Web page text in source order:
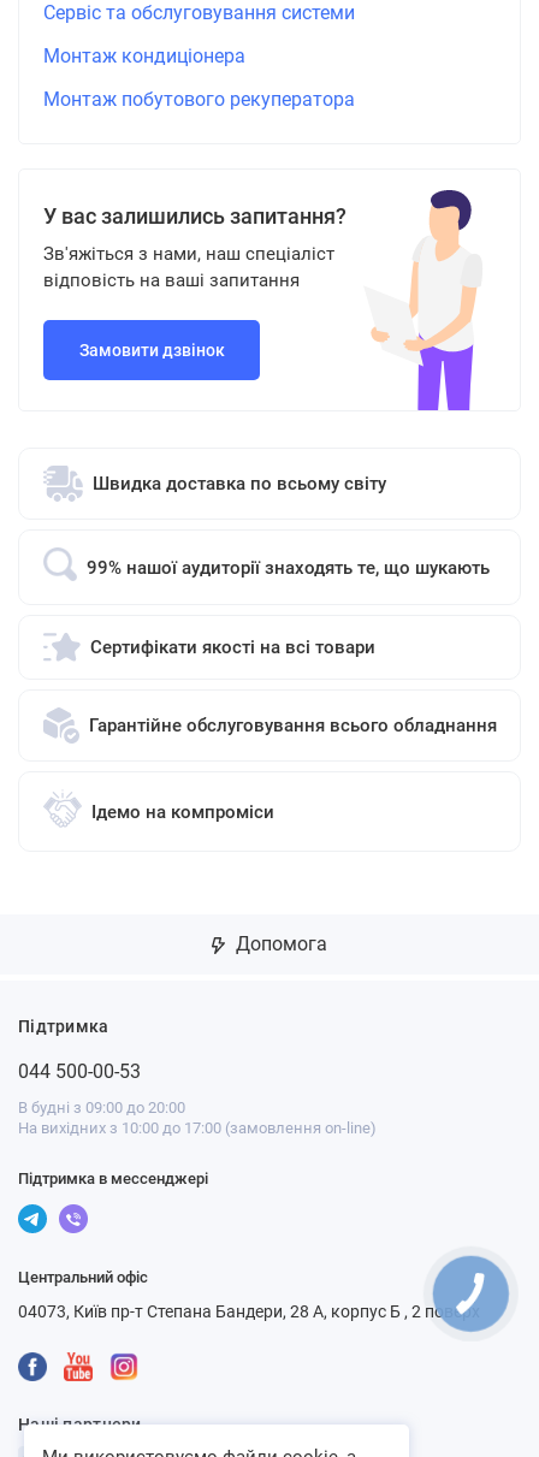
Сервіс та обслуговування системи
Монтаж кондиціонера
Монтаж побутового рекуператора
У вас залишились запитання?
Зв'яжіться з нами, наш спеціаліст
відповість на ваші запитання
Замовити дзвінок
Швидка доставка по всьому світу
99% нашої аудиторії знаходять те, що шукають
Сертифікати якості на всі товари
Гарантійне обслуговування всього обладнання
Ідемо на компроміси
Допомога
Підтримка
044 500-00-53
В будні з 09:00 до 20:00
На вихідних з 10:00 до 17:00 (замовлення on-line)
Підтримка в мессенджері
Центральний офіс
04073, Київ пр-т Степана Бандери, 28 А, корпус Б , 2 поверх
Наші партнери